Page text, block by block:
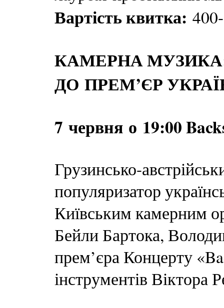
Вартість квитка:
КАМЕРНА МУЗИКА:
ДО ПРЕМ’ЄР
7 червня о 19:00
Грузинсько-
популяризатор
Київським камерним
Бейли Бартока,
прем’єра Концерту
інструментів Віктора